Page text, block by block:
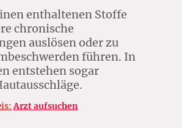
enthaltenen Stoffe
chronische
auslösen oder zu
führen. In
entstehen sogar
Arzt aufsuchen